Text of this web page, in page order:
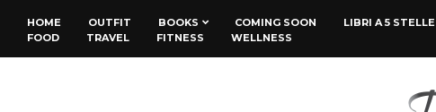
HOME OUTFIT BOOKS COMING SOON LIBRI A 5 STELLE
FOOD
TRAVEL FITNESS WELLNESS